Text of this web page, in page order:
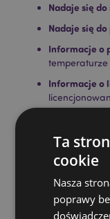
Nadaje się
Nadaje się
Informacje o
temperaturze
Informacje o
Jeśli
próbować
produkt
zespołem
Terytoria
Austria,
(Hiszpania),
Ta
cookie
Nasza
poprawy